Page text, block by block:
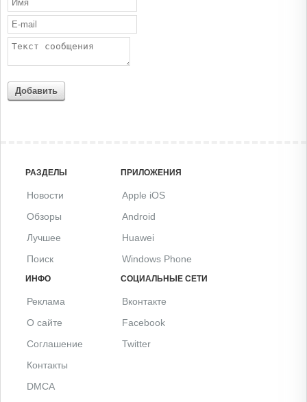
Добавить
РАЗДЕЛЫ
Новости
Обзоры
Лучшее
Поиск
ПРИЛОЖЕНИЯ
Apple iOS
Android
Huawei
Windows Phone
ИНФО
Реклама
О сайте
Соглашение
Контакты
DMCA
СОЦИАЛЬНЫЕ СЕТИ
Вконтакте
Facebook
Twitter